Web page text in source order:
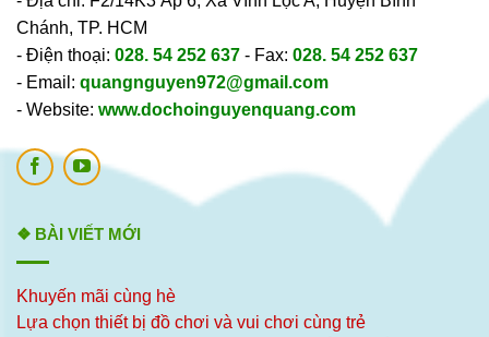
Chánh, TP. HCM
- Điện thoại: 028. 54 252 637 - Fax: 028. 54 252 637
- Email: quangnguyen972@gmail.com
- Website: www.dochoinguyenquang.com
❖ BÀI VIẾT MỚI
Khuyến mãi cùng hè
Lựa chọn thiết bị đồ chơi và vui chơi cùng trẻ